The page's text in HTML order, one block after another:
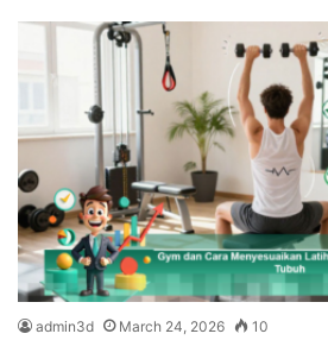
admin3d March 24, 2026 10